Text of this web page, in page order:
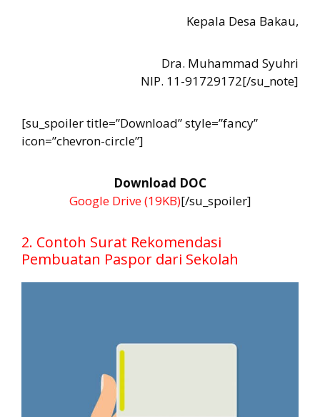
Kepala Desa Bakau,
Dra. Muhammad Syuhri
NIP. 11-91729172[/su_note]
[su_spoiler title=”Download” style=”fancy”
icon=”chevron-circle”]
Download DOC
Google Drive (19KB)[/su_spoiler]
2. Contoh Surat Rekomendasi
Pembuatan Paspor dari Sekolah